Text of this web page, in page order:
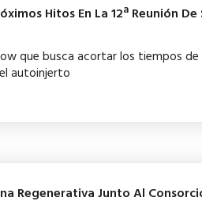
Hitos En La 12ª Reunión De
que busca acortar los tiempos de
autoinjerto
Regenerativa Junto Al